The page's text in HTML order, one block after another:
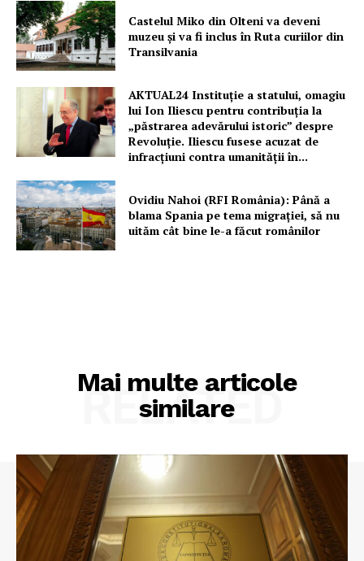
Castelul Miko din Olteni va deveni
muzeu şi va fi inclus în Ruta curiilor din
Transilvania
AKTUAL24 Instituție a statului, omagiu
lui Ion Iliescu pentru contribuția la
„păstrarea adevărului istoric” despre
Revoluție. Iliescu fusese acuzat de
infracțiuni contra umanității în...
Ovidiu Nahoi (RFI România): Până a
blama Spania pe tema migrației, să nu
uităm cât bine le-a făcut românilor
Mai multe articole
similare
RELATED